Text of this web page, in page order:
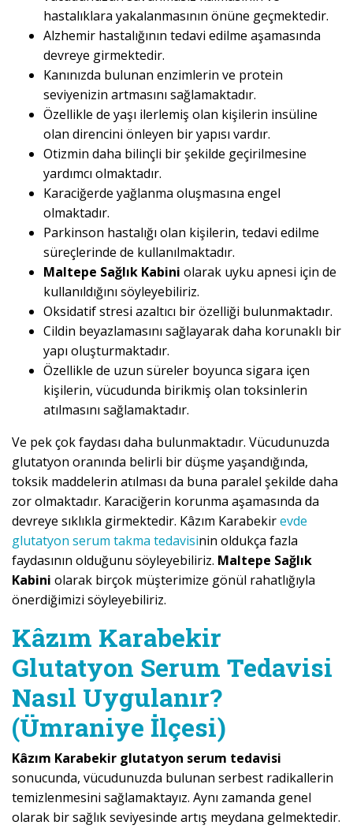
hastalıklara yakalanmasının önüne geçmektedir.
Alzhemir hastalığının tedavi edilme aşamasında
devreye girmektedir.
Kanınızda bulunan enzimlerin ve protein
seviyenizin artmasını sağlamaktadır.
Özellikle de yaşı ilerlemiş olan kişilerin insüline
olan direncini önleyen bir yapısı vardır.
Otizmin daha bilinçli bir şekilde geçirilmesine
yardımcı olmaktadır.
Karaciğerde yağlanma oluşmasına engel
olmaktadır.
Parkinson hastalığı olan kişilerin, tedavi edilme
süreçlerinde de kullanılmaktadır.
Maltepe Sağlık Kabini olarak uyku apnesi için de
kullanıldığını söyleyebiliriz.
Oksidatif stresi azaltıcı bir özelliği bulunmaktadır.
Cildin beyazlamasını sağlayarak daha korunaklı bir
yapı oluşturmaktadır.
Özellikle de uzun süreler boyunca sigara içen
kişilerin, vücudunda birikmiş olan toksinlerin
atılmasını sağlamaktadır.
Ve pek çok faydası daha bulunmaktadır. Vücudunuzda
glutatyon oranında belirli bir düşme yaşandığında,
toksik maddelerin atılması da buna paralel şekilde daha
zor olmaktadır. Karaciğerin korunma aşamasında da
devreye sıklıkla girmektedir. Kâzım Karabekirevde
glutatyon serum takma tedavisinin oldukça fazla
faydasının olduğunu söyleyebiliriz. Maltepe Sağlık
Kabini olarak birçok müşterimize gönül rahatlığıyla
önerdiğimizi söyleyebiliriz.
Kâzım Karabekir
Glutatyon Serum Tedavisi
Nasıl Uygulanır?
(Ümraniye İlçesi)
Kâzım Karabekir glutatyon serum tedavisi
sonucunda, vücudunuzda bulunan serbest radikallerin
temizlenmesini sağlamaktayız. Aynı zamanda genel
olarak bir sağlık seviyesinde artış meydana gelmektedir.